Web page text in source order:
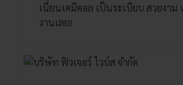
เนี่ยนเคมีคอล เป็นระเบียบ สวยงาม
งานเลย!